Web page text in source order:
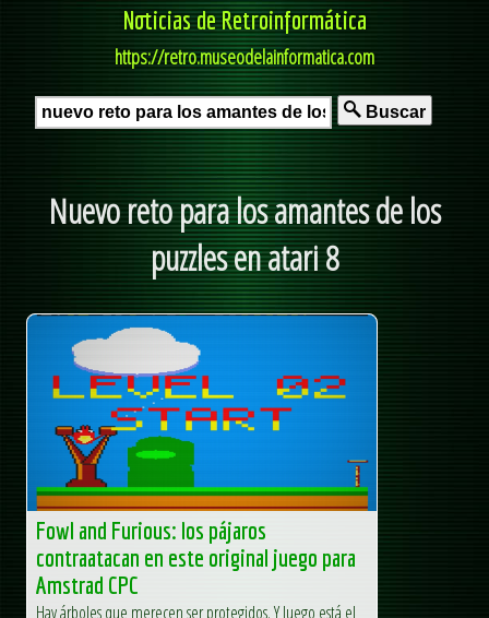
Noticias de Retroinformática
https://retro.museodelainformatica.com
Buscar
Nuevo reto para los amantes de los
puzzles en atari 8
Fowl and Furious: los pájaros
contraatacan en este original juego para
Amstrad CPC
Hay árboles que merecen ser protegidos. Y luego está el